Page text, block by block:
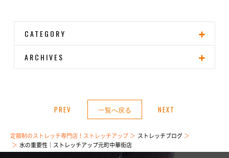
CATEGORY
ARCHIVES
PREV 一覧へ戻る NEXT
定額制のストレッチ専門店！ストレッチアップ
ストレッチブログ
水の重要性｜ストレッチアップ元町中華街店